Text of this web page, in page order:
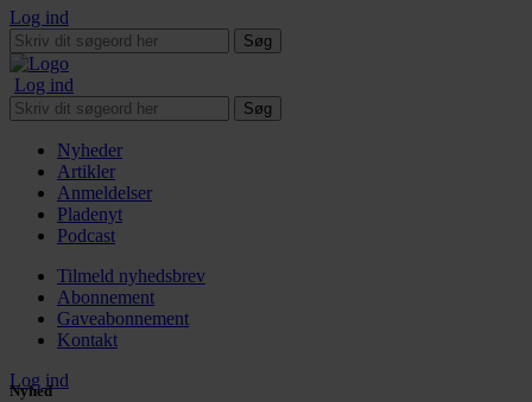
Log ind
Søg
Log ind
Søg
Nyheder
Artikler
Anmeldelser
Pladenyt
Podcast
Tilmeld nyhedsbrev
Abonnement
Gaveabonnement
Kontakt
Log ind
Nyhed